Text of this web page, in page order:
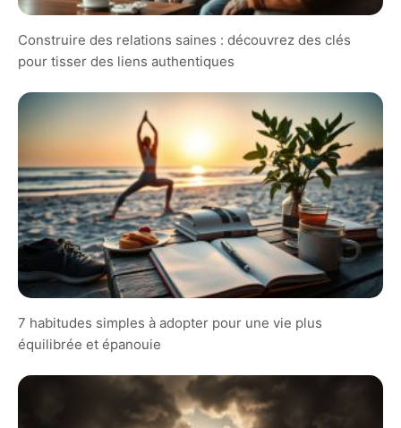
Construire des relations saines : découvrez des clés
pour tisser des liens authentiques
7 habitudes simples à adopter pour une vie plus
équilibrée et épanouie